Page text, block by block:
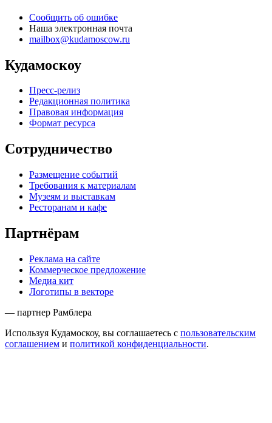
Сообщить об ошибке
Наша электронная почта
mailbox@kudamoscow.ru
Кудамоскоу
Пресс-релиз
Редакционная политика
Правовая информация
Формат ресурса
Сотрудничество
Размещение событий
Требования к материалам
Музеям и выставкам
Ресторанам и кафе
Партнёрам
Реклама на сайте
Коммерческое предложение
Медиа кит
Логотипы в векторе
— партнер Рамблера
Используя Кудамоскоу, вы соглашаетесь с пользовательским
соглашением и политикой конфиденциальности.